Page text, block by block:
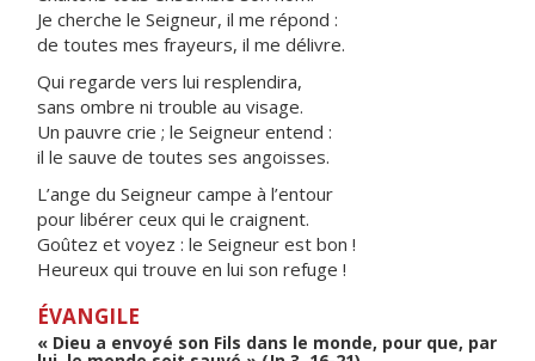
Je cherche le Seigneur, il me répond :
de toutes mes frayeurs, il me délivre.
Qui regarde vers lui resplendira,
sans ombre ni trouble au visage.
Un pauvre crie ; le Seigneur entend :
il le sauve de toutes ses angoisses.
L’ange du Seigneur campe à l’entour
pour libérer ceux qui le craignent.
Goûtez et voyez : le Seigneur est bon !
Heureux qui trouve en lui son refuge !
ÉVANGILE
« Dieu a envoyé son Fils dans le monde, pour que, par